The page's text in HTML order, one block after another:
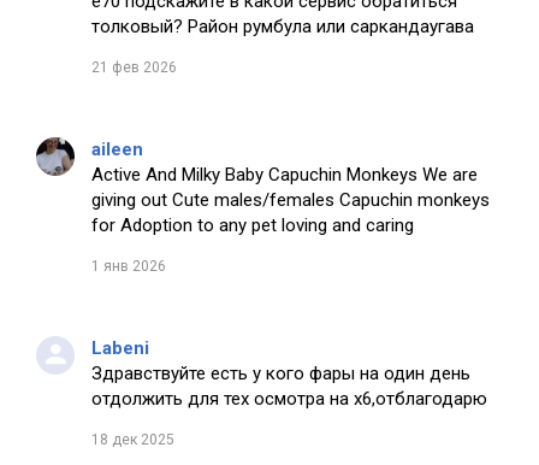
толковый? Район румбула или саркандаугава
21 фев 2026
aileen
Active And Milky Baby Capuchin Monkeys We are
giving out Cute males/females Capuchin monkeys
for Adoption to any pet loving and caring
1 янв 2026
Labeni
Здравствуйте есть у кого фары на один день
отдолжить для тех осмотра на х6,отблагодарю
18 дек 2025